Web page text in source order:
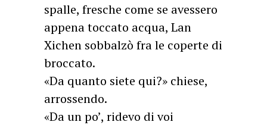
spalle, fresche come se avessero
appena toccato acqua, Lan
Xichen sobbalzò fra le coperte di
broccato.
«Da quanto siete qui?» chiese,
arrossendo.
«Da un po’, ridevo di voi